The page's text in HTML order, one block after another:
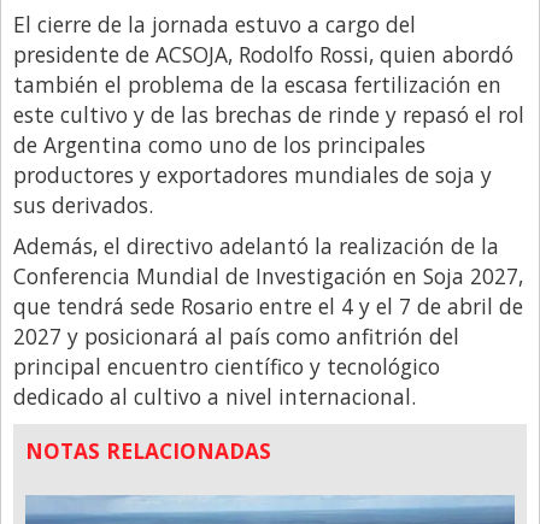
El cierre de la jornada estuvo a cargo del
presidente de ACSOJA, Rodolfo Rossi, quien abordó
también el problema de la escasa fertilización en
este cultivo y de las brechas de rinde y repasó el rol
de Argentina como uno de los principales
productores y exportadores mundiales de soja y
sus derivados.
Además, el directivo adelantó la realización de la
Conferencia Mundial de Investigación en Soja 2027,
que tendrá sede Rosario entre el 4 y el 7 de abril de
2027 y posicionará al país como anfitrión del
principal encuentro científico y tecnológico
dedicado al cultivo a nivel internacional.
NOTAS RELACIONADAS